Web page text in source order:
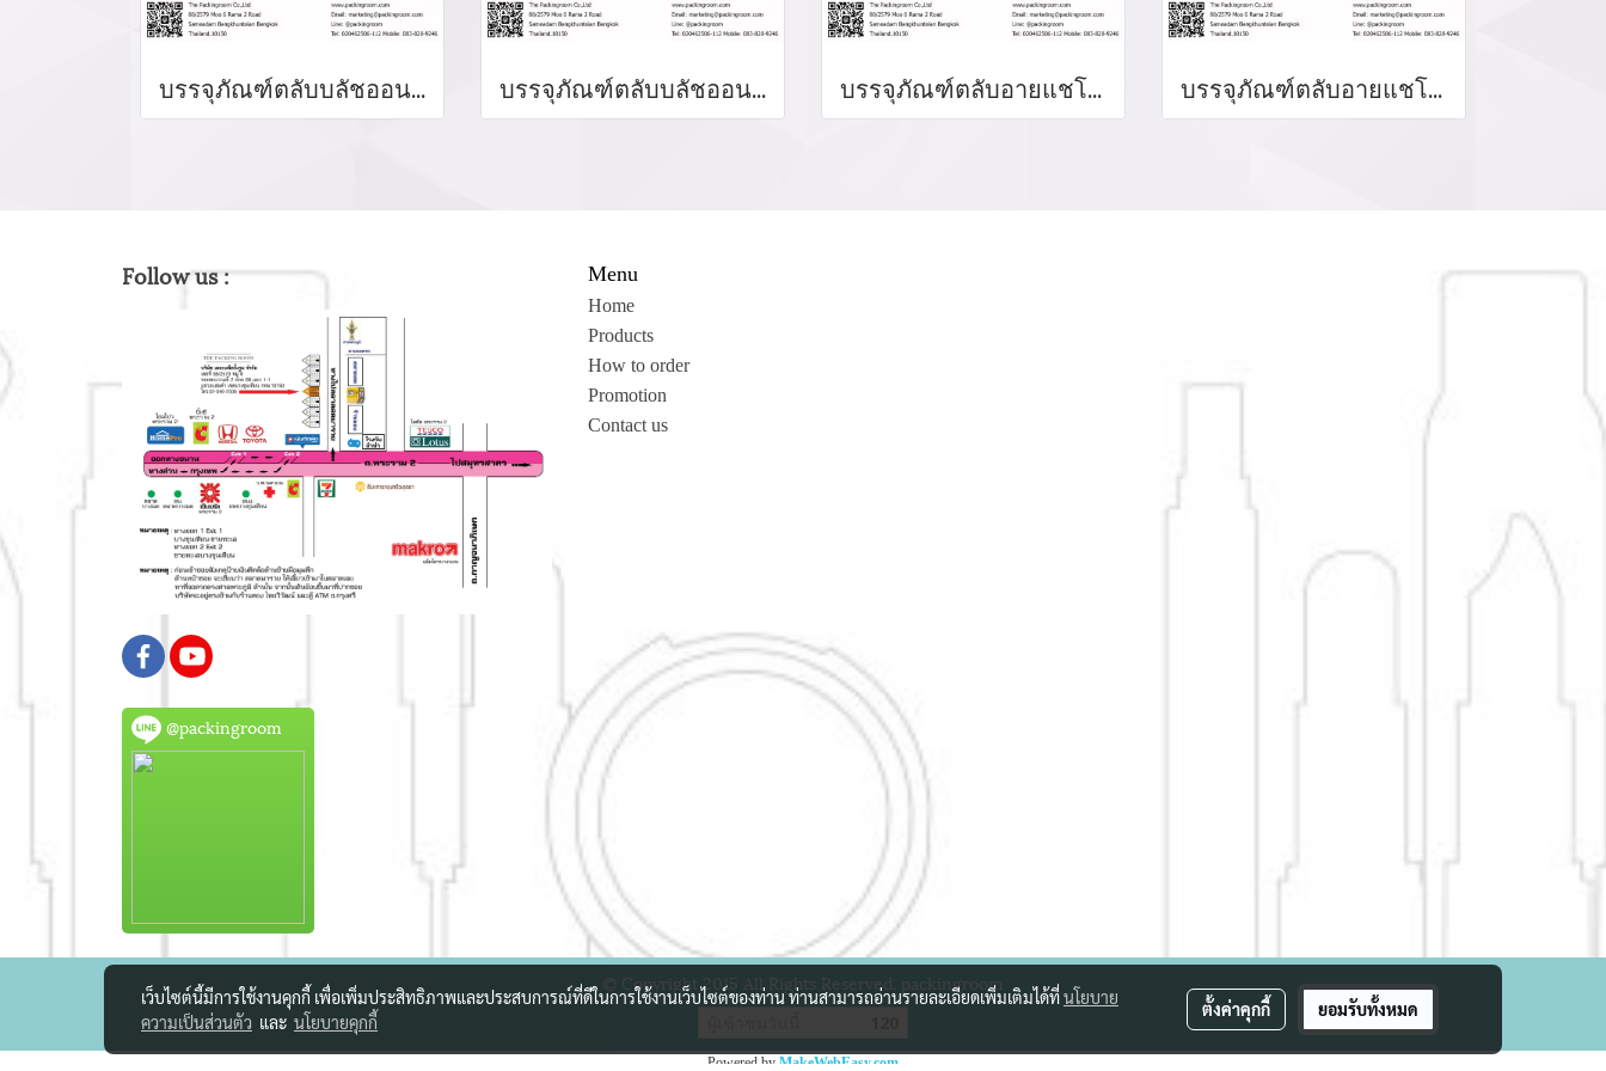
บรรจุภัณฑ์ตลับบลัชออน blush on packaging ร้านขายบรรจุภัณฑ์ จำหน่ายบรรจุภัณฑ์เครื่องสำอางทุกประเภท บรรจุภัณฑ์ตลับบลัชออน blush on packaging ร้านขายบรรจุภัณฑ์ จำหน่ายบรรจุภัณฑ์เครื่องสำอางทุกประเภท บรรจุภัณฑ์ตลับอายแชโดว์ Eyeshadow package บรรจุภัณฑ์เครื่องสำอาง บรรจุภัณฑ์ตลับอายแชโดว์ Eyeshadow package บรรจุภัณฑ์เครื่องสำอาง
Follow us :
@packingroom
Menu
Home
Products
How to order
Promotion
Contact us
© Copyright 2015 All Rights Reserved. packingroom
Powered by MakeWebEasy.com
เว็บไซต์นี้มีการใช้งานคุกกี้ เพื่อเพิ่มประสิทธิภาพและประสบการณ์ที่ดีในการใช้งานเว็บไซต์ของท่าน ท่านสามารถอ่านรายละเอียดเพิ่มเติมได้ที่นโยบาย
ความเป็นส่วนตัว และ นโยบายคุกกี้
ตั้งค่าคุกกี้ ยอมรับทั้งหมด